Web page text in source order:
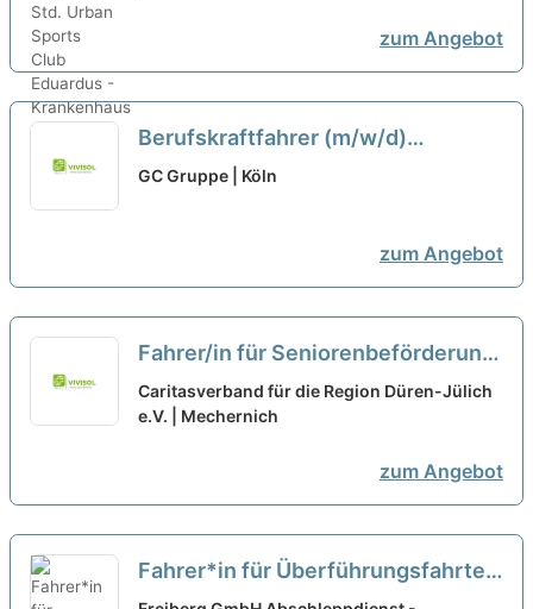
zum Angebot
Berufskraftfahrer (m/w/d)
TEILZEIT neu
GC Gruppe | Köln
zum Angebot
Fahrer/in für Seniorenbeförderung
in Teilzeit (Minijob)
Caritasverband für die Region Düren-Jülich
e.V. | Mechernich
zum Angebot
Fahrer*in für Überführungsfahrten
(Teilzeit oder Minijob) (w/m/d)